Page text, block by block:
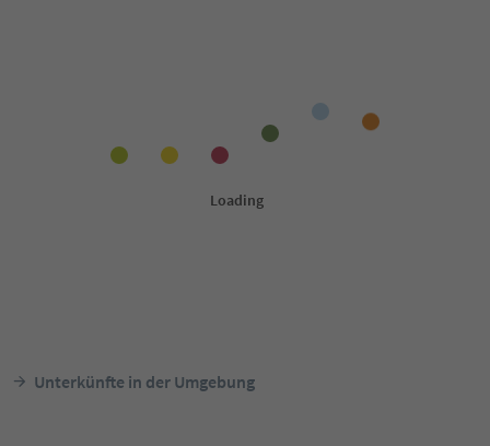
Unterkünfte in der Umgebung